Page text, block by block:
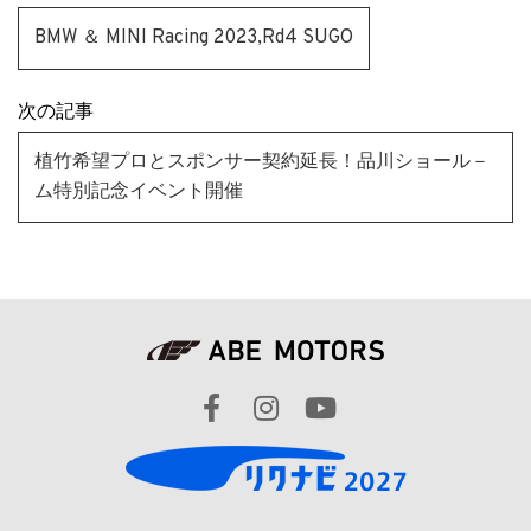
BMW ＆ MINI Racing 2023,Rd4 SUGO
次の記事
植竹希望プロとスポンサー契約延長！品川ショール－
ム特別記念イベント開催